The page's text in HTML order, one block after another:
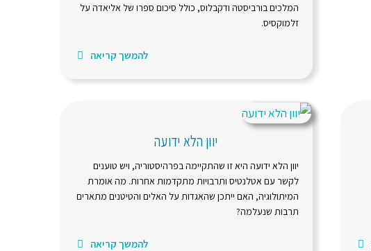
המלכים בורביסטה ודקבלוס, כולל סיכום ספרו של אליאדה על
זלמוקסיס.
להמשך קריאה
יוון הלא ידועה
יוון הלא ידועה היא זו שהתקיימה בפרהיסטוריה, ויש טוענים
לקשר עם אטלנטיס ותרבויות מתקדמות אחרות. מה אומרת
המיתולוגיה, האם ייתכן שהאגדות על האלים והטיטנים מתארים
תרבות שנעלמה?
להמשך קריאה